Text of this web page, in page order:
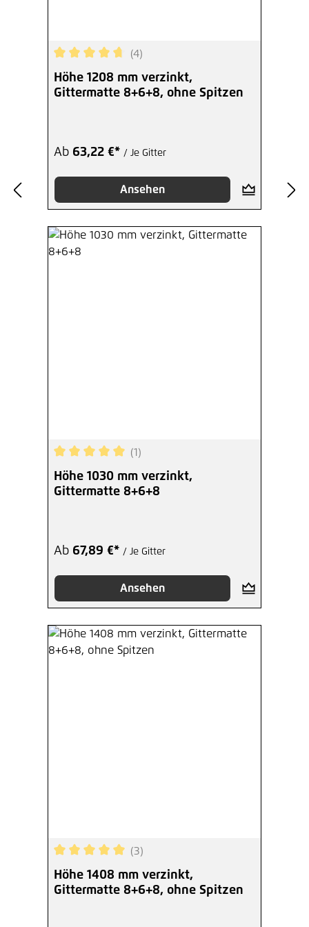
Durchschnittliche Bewertung von 4.75 von 5
(4)
Höhe 1208 mm verzinkt,
Gittermatte 8+6+8, ohne Spitzen
Ab 63,22 €* / Je Gitter
Ansehen
Durchschnittliche Bewertung von 5 von 5
(1)
Höhe 1030 mm verzinkt,
Gittermatte 8+6+8
Ab 67,89 €* / Je Gitter
Ansehen
Durchschnittliche Bewertung von 5 von 5
(3)
Höhe 1408 mm verzinkt,
Gittermatte 8+6+8, ohne Spitzen